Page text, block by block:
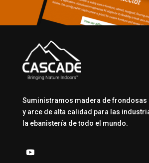
Suministramos madera de frondosas
y arce de alta calidad para las
la ebanistería de todo el mundo.